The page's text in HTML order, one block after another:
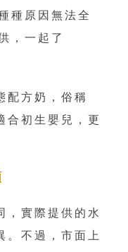
種原因無法全
，一起了
配方奶，俗稱
合初生嬰兒，更
，實際提供的水
。不過，市面上